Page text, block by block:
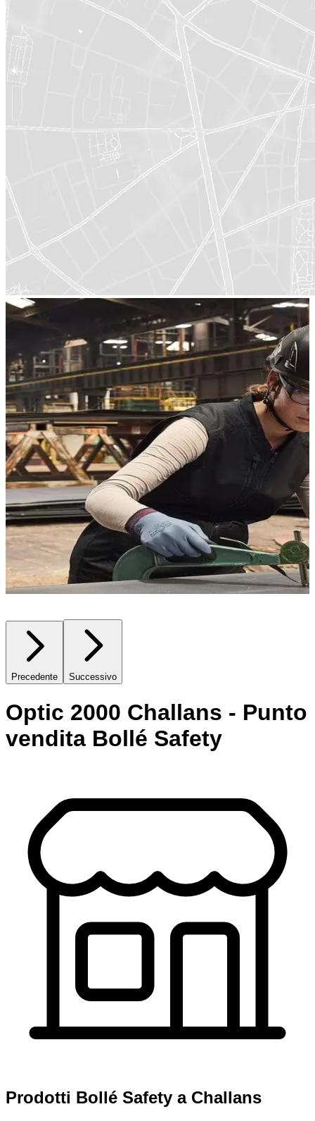
Precedente Successivo
Optic 2000 Challans - Punto
vendita Bollé Safety
Prodotti Bollé Safety a Challans